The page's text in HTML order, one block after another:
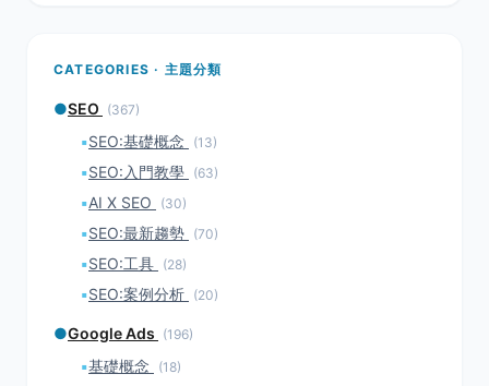
CATEGORIES · 主題分類
●SEO (367)
▪SEO:基礎概念 (13)
▪SEO:入門教學 (63)
▪AI X SEO (30)
▪SEO:最新趨勢 (70)
▪SEO:工具 (28)
▪SEO:案例分析 (20)
●Google Ads (196)
▪基礎概念 (18)